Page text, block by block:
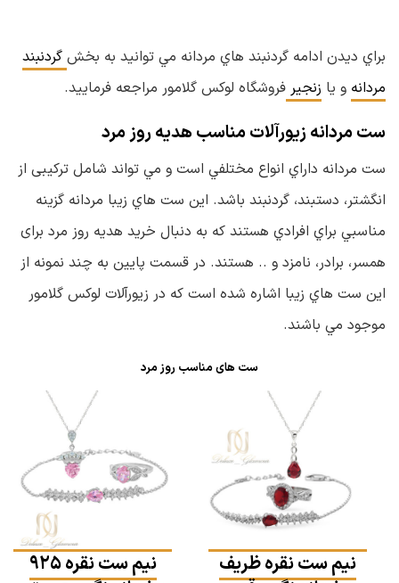
براي ديدن ادامه گردنبند هاي مردانه مي توانيد به بخش گردنبند
مردانه و یا زنجیر فروشگاه لوكس گلامور مراجعه فرماييد.
ست مردانه زیورآلات مناسب هدیه روز مرد
ست مردانه داراي انواع مختلفي است و مي تواند شامل ترکیبی از
انگشتر، دستبند، گردنبند باشد. اين ست هاي زيبا مردانه گزينه
مناسبي براي افرادي هستند كه به دنبال خريد هديه روز مرد برای
همسر، برادر، نامزد و .. هستند. در قسمت پايين به چند نمونه از
اين ست هاي زيبا اشاره شده است كه در زيورآلات لوكس گلامور
موجود مي باشند.
ست های مناسب روز مرد
نیم ست نقره ظریف
نیم ست نقره ۹۲۵